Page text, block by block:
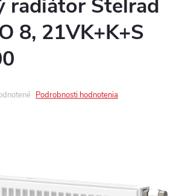
radiátor Stelrad
8, 21VK+K+S
Podrobnosti hodnotenia